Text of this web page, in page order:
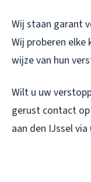
Wij staan garant
Wij proberen
wijze van hun
Wilt u uw
gerust contact
aan den IJssel via